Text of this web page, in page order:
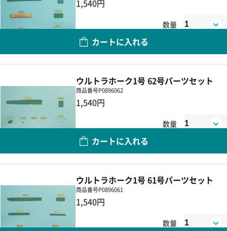
1,540円
数量
カートに入れる
ウルトラホーク1号 62号パーツセット
商品番号P0896062
1,540円
数量
カートに入れる
ウルトラホーク1号 61号パーツセット
商品番号P0896061
1,540円
数量